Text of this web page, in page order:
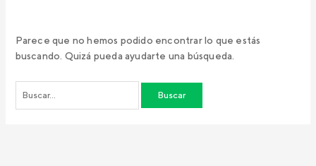
Parece que no hemos podido encontrar lo que estás
buscando. Quizá pueda ayudarte una búsqueda.